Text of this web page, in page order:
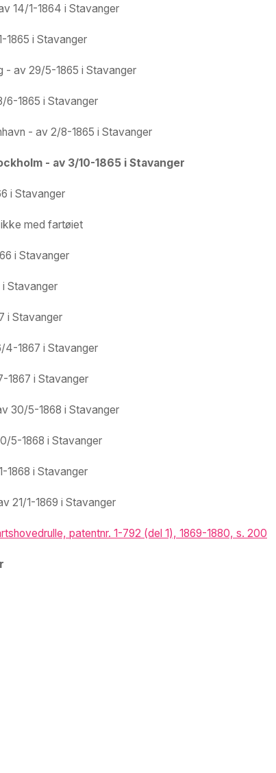
14/1-1864 i Stavanger
1865 i Stavanger
- av 29/5-1865 i Stavanger
6-1865 i Stavanger
- av 2/8-1865 i Stavanger
- av 3/10-1865 i Stavanger
i Stavanger
med fartøiet
i Stavanger
Stavanger
i Stavanger
4-1867 i Stavanger
1867 i Stavanger
30/5-1868 i Stavanger
5-1868 i Stavanger
1868 i Stavanger
21/1-1869 i Stavanger
patentnr. 1-792 (del 1), 1869-1880, s. 200